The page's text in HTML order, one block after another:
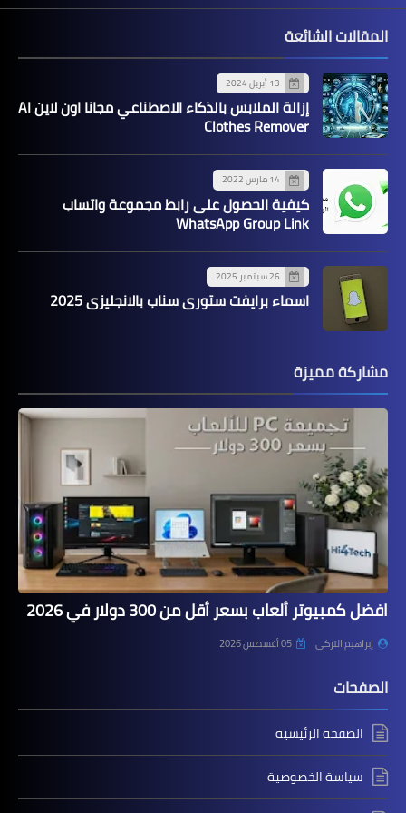
المقالات الشائعة
13 أبريل 2024
إزالة الملابس بالذكاء الاصطناعي مجانا اون لاين AI
Clothes Remover
14 مارس 2022
كيفية الحصول على رابط مجموعة واتساب
WhatsApp Group Link
26 سبتمبر 2025
اسماء برايفت ستوري سناب بالانجليزي 2025
مشاركة مميزة
افضل كمبيوتر ألعاب بسعر أقل من 300 دولار في 2026
إبراهيم التركي 05 أغسطس 2026
الصفحات
الصفحة الرئيسية
سياسة الخصوصية